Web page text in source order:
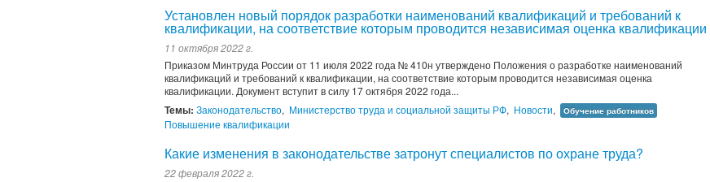
Установлен новый порядок разработки наименований квалификаций и требований к
квалификации, на соответствие которым проводится независимая оценка квалификации
11 октября 2022 г.
Приказом Минтруда России от 11 июля 2022 года № 410н утверждено Положения о разработке наименований
квалификаций и требований к квалификации, на соответствие которым проводится независимая оценка
квалификации. Документ вступит в силу 17 октября 2022 года...
Темы: Законодательство, Министерство труда и социальной защиты РФ, Новости, Обучение работников
Повышение квалификации
Какие изменения в законодательстве затронут специалистов по охране труда?
22 февраля 2022 г.